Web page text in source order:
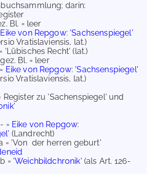
darin:
Bl. = leer
Eike von Repgow: 'Sachsenspiegel'
Vratislaviensis, lat.)
'Lübisches Recht' (lat.)
Bl. = leer
Eike von Repgow: 'Sachsenspiegel'
Vratislaviensis, lat.)
Register zu 'Sachenspiegel' und
= Eike von Repgow:
(Landrecht)
= 'Von der herren geburt'
= 'Weichbildchronik' (als Art. 126-